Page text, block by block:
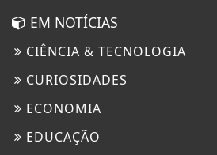
EM NOTÍCIAS
CIÊNCIA & TECNOLOGIA
CURIOSIDADES
ECONOMIA
EDUCAÇÃO